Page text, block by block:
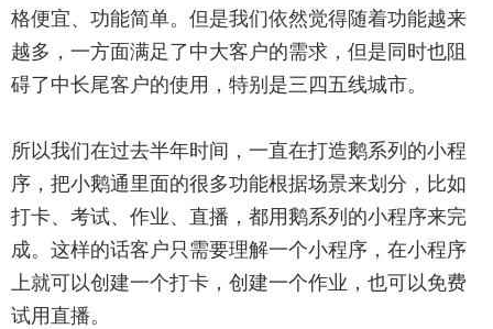
格便宜、功能简单。但是我们依然觉得随着功能越来
越多，一方面满足了中大客户的需求，但是同时也阻
碍了中长尾客户的使用，特别是三四五线城市。
所以我们在过去半年时间，一直在打造鹅系列的小程
序，把小鹅通里面的很多功能根据场景来划分，比如
打卡、考试、作业、直播，都用鹅系列的小程序来完
成。这样的话客户只需要理解一个小程序，在小程序
上就可以创建一个打卡，创建一个作业，也可以免费
试用直播。